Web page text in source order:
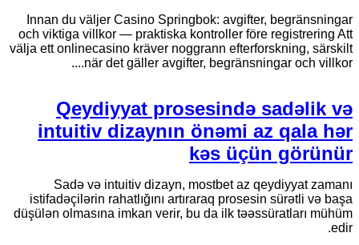
Innan du väljer Casino Springbok: avgifter, begränsningar
och viktiga villkor — praktiska kontroller före registrering Att
välja ett onlinecasino kräver noggrann efterforskning, särskilt
när det gäller avgifter, begränsningar och villkor....
Qeydiyyat prosesində sadəlik və
intuitiv dizaynın önəmi az qala hər
kəs üçün görünür
Sadə və intuitiv dizayn, mostbet az qeydiyyat zamanı
istifadəçilərin rahatlığını artıraraq prosesin sürətli və başa
düşülən olmasına imkan verir, bu da ilk təəssüratları mühüm
edir.